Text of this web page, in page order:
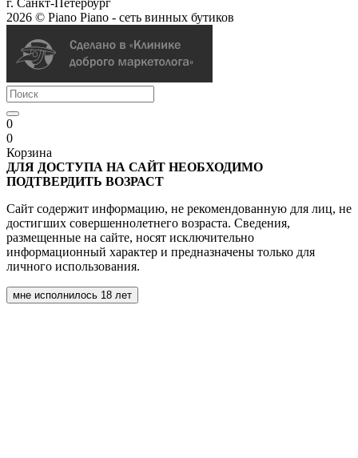
2026 © Piano Piano - сеть винных бутиков
0
0
Корзина
ДЛЯ ДОСТУПА НА САЙТ НЕОБХОДИМО
ПОДТВЕРДИТЬ ВОЗРАСТ
Сайт содержит информацию, не рекомендованную для лиц, не
достигших совершеннолетнего возраста. Сведения,
размещенные на сайте, носят исключительно
информационный характер и предназначены только для
личного использования.
мне исполнилось 18 лет